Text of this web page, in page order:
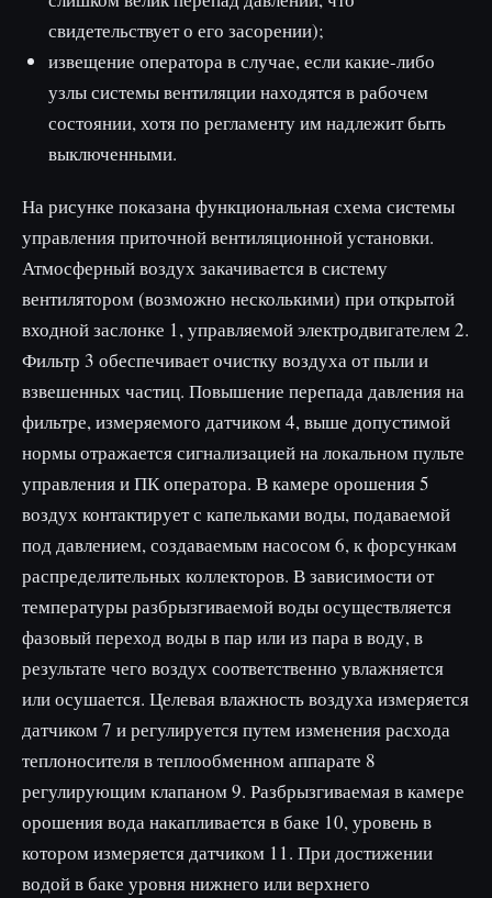
свидетельствует о его засорении);
извещение оператора в случае, если какие-либо
узлы системы вентиляции находятся в рабочем
состоянии, хотя по регламенту им надлежит быть
выключенными.
На рисунке показана функциональная схема системы
управления приточной вентиляционной установки.
Атмосферный воздух закачивается в систему
вентилятором (возможно несколькими) при открытой
входной заслонке 1, управляемой электродвигателем 2.
Фильтр 3 обеспечивает очистку воздуха от пыли и
взвешенных частиц. Повы­шение перепада давления на
фильтре, измеряемого датчиком 4, выше допустимой
нормы отражается сигнализацией на локаль­ном пульте
управления и ПК оператора. В камере орошения 5
воздух контактирует с капельками воды, подаваемой
под давле­нием, создаваемым насосом 6, к форсункам
распределительных коллекторов. В зависимости от
температуры разбрызгиваемой воды осуществляется
фазовый переход воды в пар или из пара в воду, в
результате чего воздух соответственно увлажняется
или осуша­ется. Целевая влажность воздуха измеряется
датчиком 7 и регулируется путем изменения расхода
теплоносителя в теплообменном аппарате 8
регулирующим клапаном 9. Разбрызгиваемая в камере
орошения вода накапливается в баке 10, уровень в
кото­ром измеряется датчиком 11. При достижении
водой в баке уров­ня нижнего или верхнего